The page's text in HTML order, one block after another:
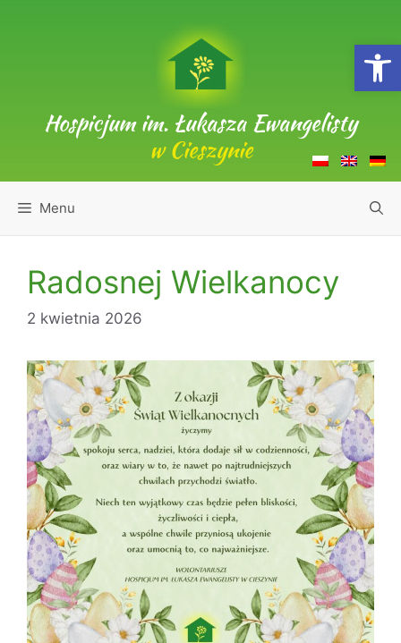
Hospicjum im. Łukasza Ewangelisty
w Cieszynie
Menu
Radosnej Wielkanocy
2 kwietnia 2026